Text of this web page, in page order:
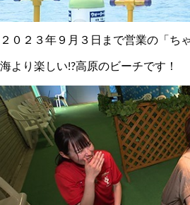
２０２３年９月３日まで営業の「ち
海より楽しい!?高原のビーチです！